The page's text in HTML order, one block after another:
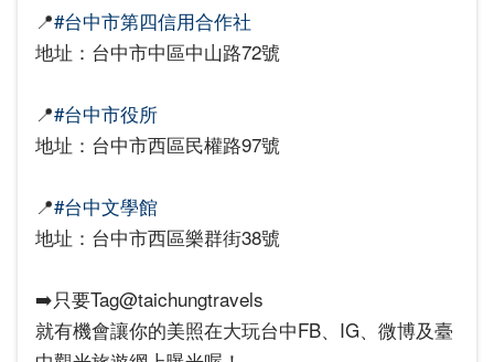
📍#台中市第四信用合作社
地址：台中市中區中山路72號
📍#台中市役所
地址：台中市西區民權路97號
📍#台中文學館
地址：台中市西區樂群街38號
➡️只要Tag@taichungtravels
就有機會讓你的美照在大玩台中FB、IG、微博及臺